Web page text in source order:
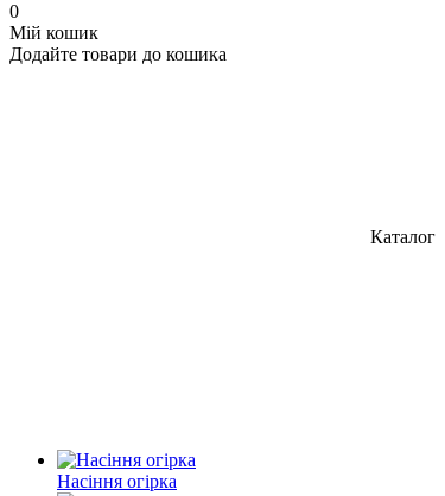
0
Мій кошик
Додайте товари до кошика
Каталог
Насіння огірка